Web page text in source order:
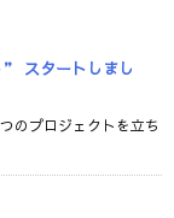
” スタートしまし
のプロジェクトを立ち